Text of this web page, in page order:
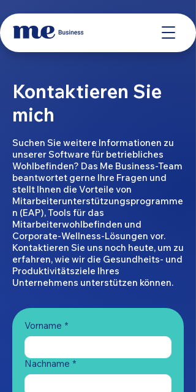
Kontaktieren Sie
mich
Suchen Sie weitere Informationen zu
unserer Software für betriebliches
Wohlbefinden? Das Me Business-Team
beantwortet gerne Ihre Fragen und
stellt Ihnen die Vorteile von
Mitarbeiterunterstützungsprogramme
n (EAP), Tools für das
Mitarbeiterwohlbefinden und
Corporate-Wellness-Lösungen vor.
Kontaktieren Sie uns noch heute, um zu
erfahren, wie wir die Gesundheits- und
Produktivitätsziele Ihres
Unternehmens unterstützen können.
Vorname *
Nachname *